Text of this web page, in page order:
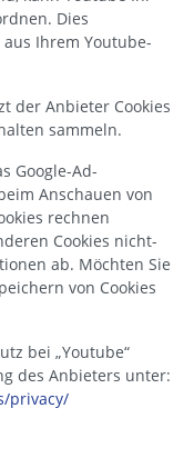
Dies
Ihrem Youtube-
der Anbieter Cookies
sammeln.
Google-Ad-
Anschauen von
rechnen
Cookies nicht-
ab. Möchten Sie
von Cookies
bei „Youtube“
des Anbieters unter:
privacy/